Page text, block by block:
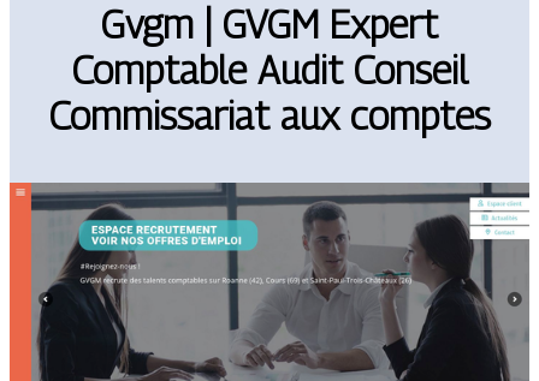
Gvgm | GVGM Expert
Comptable Audit Conseil
Com­mis­sa­riat aux comptes